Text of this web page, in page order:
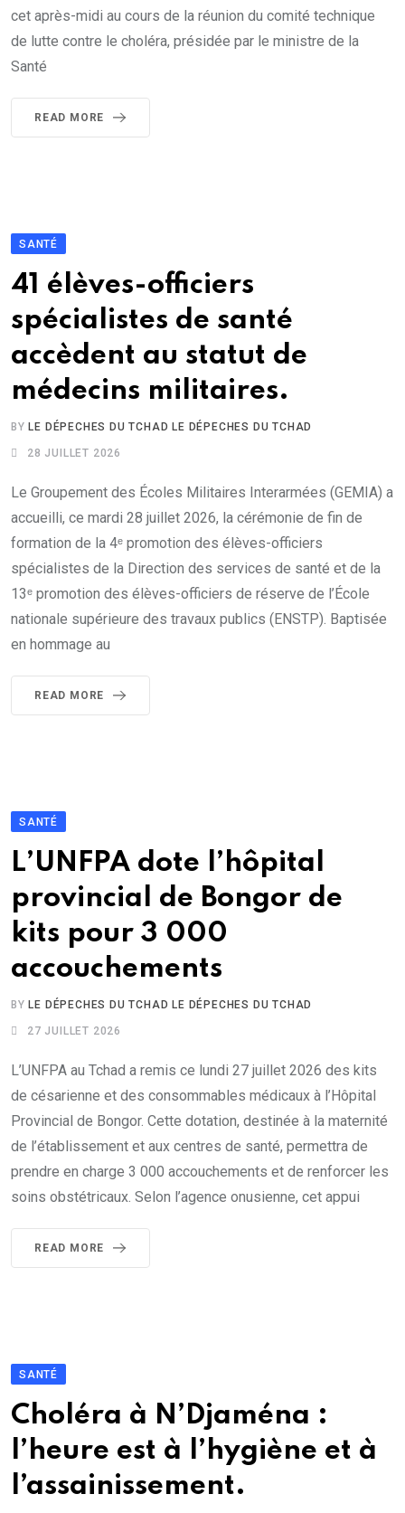
cet après-midi au cours de la réunion du comité technique
de lutte contre le choléra, présidée par le ministre de la
Santé
READ MORE
SANTÉ
41 élèves-officiers
spécialistes de santé
accèdent au statut de
médecins militaires.
BYLE DÉPECHES DU TCHAD LE DÉPECHES DU TCHAD
28 JUILLET 2026
Le Groupement des Écoles Militaires Interarmées (GEMIA) a
accueilli, ce mardi 28 juillet 2026, la cérémonie de fin de
formation de la 4ᵉ promotion des élèves-officiers
spécialistes de la Direction des services de santé et de la
13ᵉ promotion des élèves-officiers de réserve de l’École
nationale supérieure des travaux publics (ENSTP). Baptisée
en hommage au
READ MORE
SANTÉ
L’UNFPA dote l’hôpital
provincial de Bongor de
kits pour 3 000
accouchements
BYLE DÉPECHES DU TCHAD LE DÉPECHES DU TCHAD
27 JUILLET 2026
L’UNFPA au Tchad a remis ce lundi 27 juillet 2026 des kits
de césarienne et des consommables médicaux à l’Hôpital
Provincial de Bongor. Cette dotation, destinée à la maternité
de l’établissement et aux centres de santé, permettra de
prendre en charge 3 000 accouchements et de renforcer les
soins obstétricaux. Selon l’agence onusienne, cet appui
READ MORE
SANTÉ
Choléra à N’Djaména :
l’heure est à l’hygiène et à
l’assainissement.